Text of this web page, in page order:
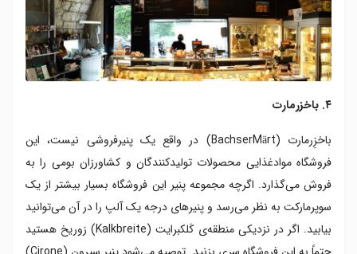
۴. باخزرمارت
باخزِرمارت (BachserMärt) در واقع یک پنیرفروشی نیست، این
فروشگاه موادغذایی محصولات تولیدکنندگان و کشاورزان بومی را به
فروش می‌گذارد. اگرچه مجموعه پنیر این فروشگاه بسیار بیشتر از یک
سوپرمارکت به نظر می‌رسد و پنیرهای درجه یک آلپ را در آن می‌توانید
بیابید. اگر در نزدیکی منطقه‌ی کَلکبرایت (Kalkbreite) زوریخ هستید